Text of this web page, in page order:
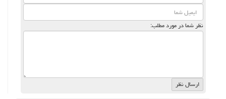
نظر شما در مورد مطلب: